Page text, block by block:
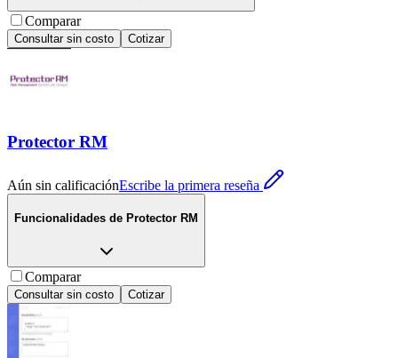
Comparar
Consultar sin costo Cotizar
Protector RM
Aún sin calificaciónEscribe la primera reseña
Funcionalidades de Protector RM
Comparar
Consultar sin costo Cotizar